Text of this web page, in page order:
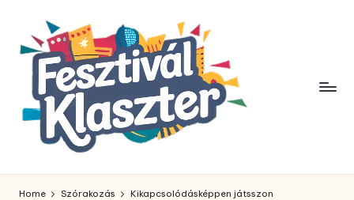
content
Home Szórakozás Kikapcsolódásképpen játsszon